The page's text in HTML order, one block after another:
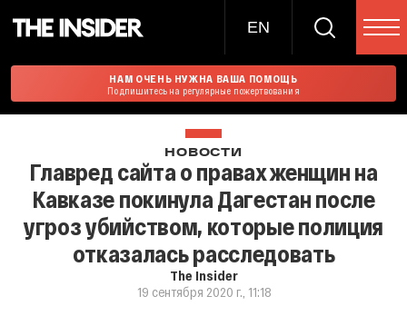
EN
НАМ ОЧЕНЬ НУЖНА ВАША ПОМОЩЬ
Подпишитесь на регулярные пожертвования
НОВОСТИ
Главред сайта о правах женщин на
Кавказе покинула Дагестан после
угроз убийством, которые полиция
отказалась расследовать
The Insider
19 сентября 2020 г., 11:18